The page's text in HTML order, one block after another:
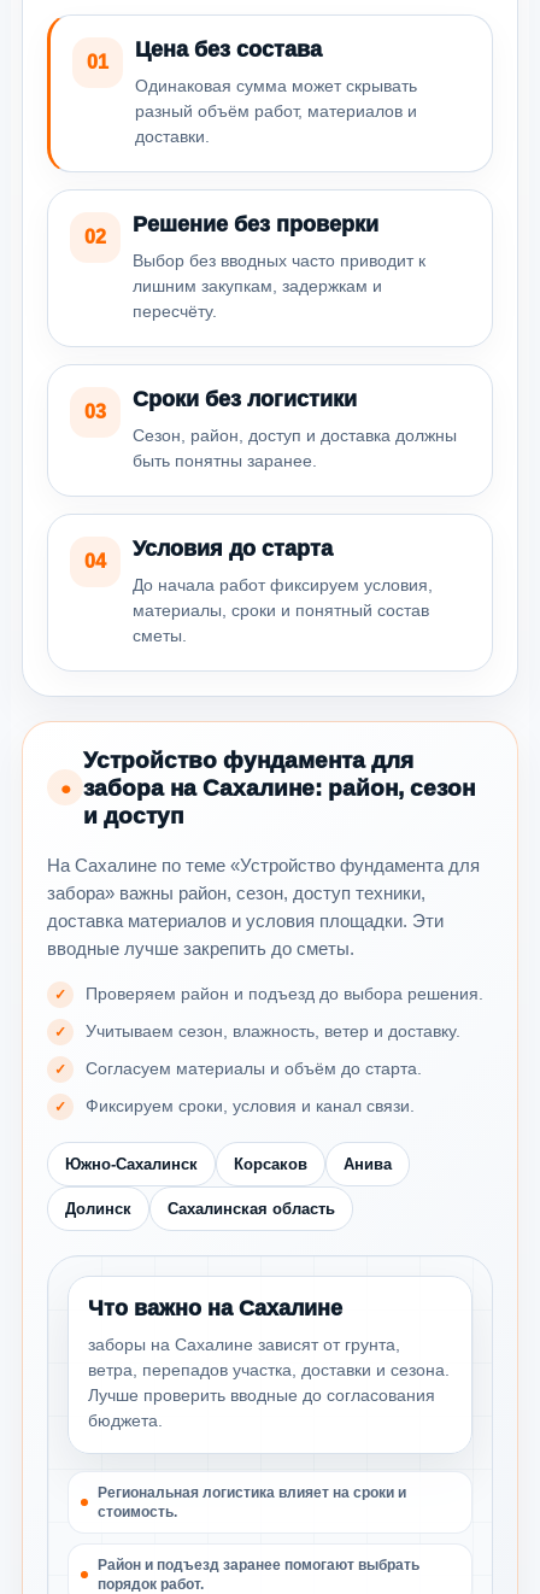
01
Цена без состава
Одинаковая сумма может скрывать
разный объём работ, материалов и
доставки.
02
Решение без проверки
Выбор без вводных часто приводит к
лишним закупкам, задержкам и
пересчёту.
03
Сроки без логистики
Сезон, район, доступ и доставка должны
быть понятны заранее.
04
Условия до старта
До начала работ фиксируем условия,
материалы, сроки и понятный состав
сметы.
●
Устройство фундамента для
забора на Сахалине: район, сезон
и доступ
На Сахалине по теме «Устройство фундамента для
забора» важны район, сезон, доступ техники,
доставка материалов и условия площадки. Эти
вводные лучше закрепить до сметы.
Проверяем район и подъезд до выбора решения.
Учитываем сезон, влажность, ветер и доставку.
Согласуем материалы и объём до старта.
Фиксируем сроки, условия и канал связи.
Южно-Сахалинск Корсаков Анива
Долинск Сахалинская область
Что важно на Сахалине
заборы на Сахалине зависят от грунта,
ветра, перепадов участка, доставки и сезона.
Лучше проверить вводные до согласования
бюджета.
Региональная логистика влияет на сроки и
стоимость.
Район и подъезд заранее помогают выбрать
порядок работ.